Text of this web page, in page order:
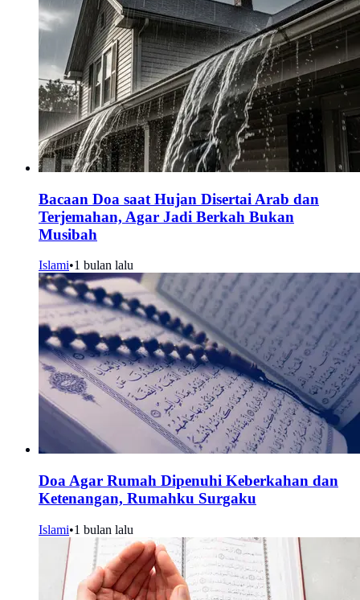
Bacaan Doa saat Hujan Disertai Arab dan
Terjemahan, Agar Jadi Berkah Bukan
Musibah
Islami•1 bulan lalu
Doa Agar Rumah Dipenuhi Keberkahan dan
Ketenangan, Rumahku Surgaku
Islami•1 bulan lalu